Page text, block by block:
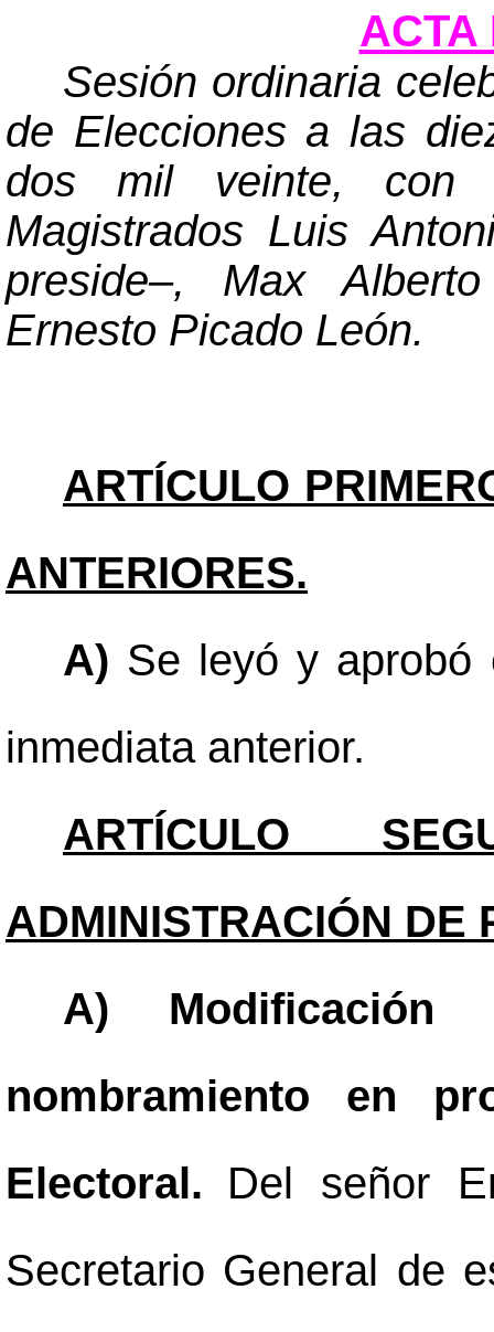
ACTA
Sesión ordinaria
de Elecciones a las
dos mil veinte, con
Magistrados Luis
preside–, Max
Ernesto Picado León.
ARTÍCULO
ANTERIORES.
A) Se leyó y aprobó
inmediata anterior.
ARTÍCULO
ADMINISTRACIÓN DE
A)
nombramiento en
Electoral.
Del señor
Secretario General de